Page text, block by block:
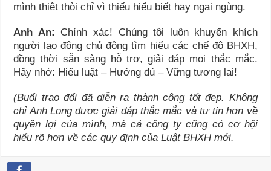
mình thiệt thòi chỉ vì thiếu hiểu biết hay ngại ngùng.
Anh An: Chính xác! Chúng tôi luôn khuyến khích
người lao động chủ động tìm hiểu các chế độ BHXH,
đồng thời sẵn sàng hỗ trợ, giải đáp mọi thắc mắc.
Hãy nhớ: Hiểu luật – Hưởng đủ – Vững tương lai!
(Buổi trao đổi đã diễn ra thành công tốt đẹp. Không
chỉ Anh Long được giải đáp thắc mắc và tự tin hơn về
quyền lợi của mình, mà cả công ty cũng có cơ hội
hiểu rõ hơn về các quy định của LuậtBHXH mới.